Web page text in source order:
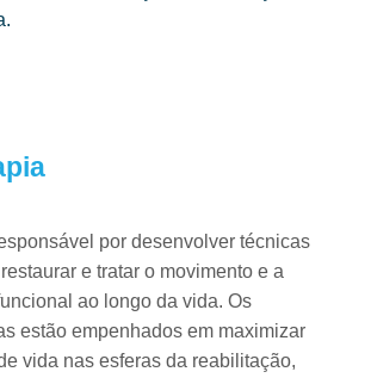
por desenvolver técnicas
e tratar o movimento e a
ao longo da vida. Os
estão empenhados em maximizar
vida nas esferas da reabilitação,